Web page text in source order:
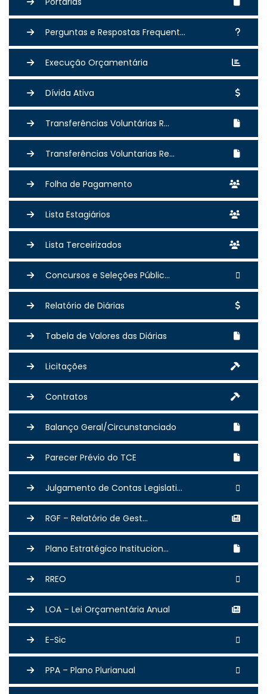
Perguntas e Respostas Frequent...
Execução Orçamentária
Dívida Ativa
Transferências Voluntárias R...
Transferências Voluntarias Re...
Folha de Pagamento
Lista Estagiários
Lista Terceirizados
Concursos e Seleções Públic...
Relatório de Diárias
Tabela de Valores das Diárias
Licitações
Contratos
Balanço Geral/Circunstanciado
Parecer Prévio do TCE
Julgamento de Contas Legislati...
RGF – Relatório de Gest...
Plano Estratégico Institucion...
RREO
LOA – Lei Orçamentária Anual
E-Sic
PPA – Plano Plurianual